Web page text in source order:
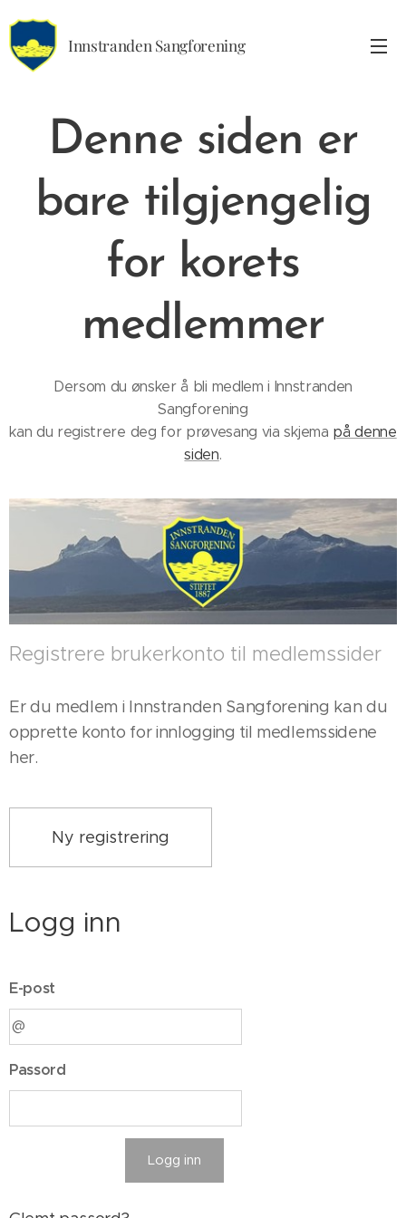
Innstranden Sangforening
Denne siden er
bare tilgjengelig
for korets
medlemmer
Dersom du ønsker å bli medlem i Innstranden
Sangforening
kan du registrere deg for prøvesang via skjema på denne
siden.
Registrere brukerkonto til medlemssider
Er du medlem i Innstranden Sangforening kan du
opprette konto for innlogging til medlemssidene
her.
Ny registrering
Logg inn
E-post
Passord
Logg inn